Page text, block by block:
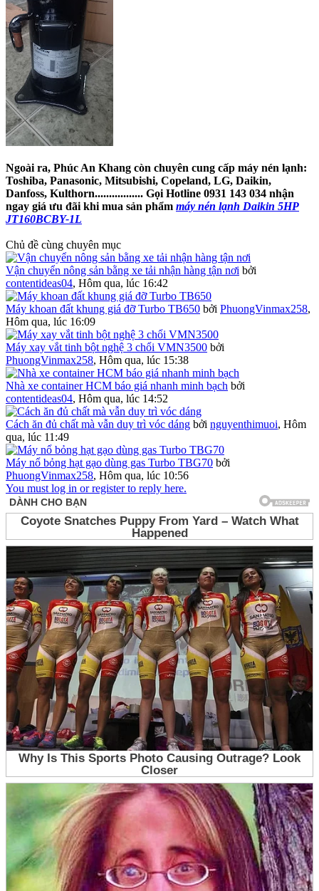
Ngoài ra, Phúc An Khang còn chuyên cung cấp máy nén lạnh:
Toshiba, Panasonic, Mitsubishi, Copeland, LG, Daikin,
Danfoss, Kulthorn................. Gọi Hotline 0931 143 034 nhận
ngay giá ưu đãi khi mua sản phẩm máy nén lạnh Daikin 5HP
JT160BCBY-1L
Chủ đề cùng chuyên mục
Vận chuyển nông sản bằng xe tải nhận hàng tận nơi bởi
contentideas04, Hôm qua, lúc 16:42
Máy khoan đất khung giá đỡ Turbo TB650 bởi PhuongVinmax258,
Hôm qua, lúc 16:09
Máy xay vắt tinh bột nghệ 3 chổi VMN3500 bởi
PhuongVinmax258, Hôm qua, lúc 15:38
Nhà xe container HCM báo giá nhanh minh bạch bởi
contentideas04, Hôm qua, lúc 14:52
Cách ăn đủ chất mà vẫn duy trì vóc dáng bởi nguyenthimuoi, Hôm
qua, lúc 11:49
Máy nổ bỏng hạt gạo dùng gas Turbo TBG70 bởi
PhuongVinmax258, Hôm qua, lúc 10:56
You must log in or register to reply here.